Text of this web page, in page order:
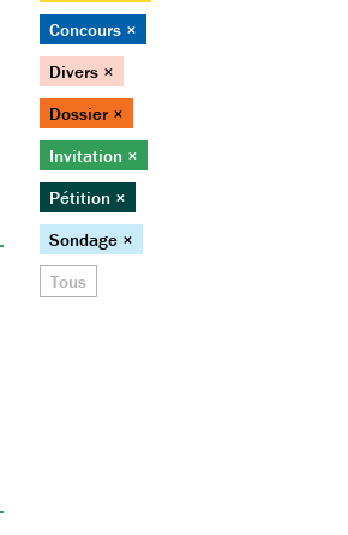
Concours ×
Divers ×
Dossier ×
Invitation ×
Pétition ×
Sondage ×
Tous